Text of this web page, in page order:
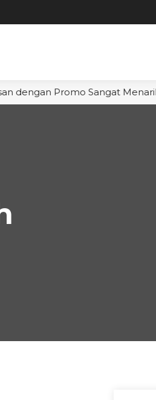
dengan Promo Sangat Menarik..